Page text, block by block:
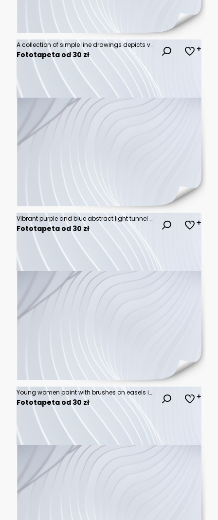
A collection of simple line drawings depicts various everyday activities and leisure pursuits, showcasing a diverse range of human engagement and hobbies.
Fototapeta od 30 zł
Vibrant purple and blue abstract light tunnel effect.
Fototapeta od 30 zł
Young women paint with brushes on easels in art class. art school, creativity and people concept
Fototapeta od 30 zł